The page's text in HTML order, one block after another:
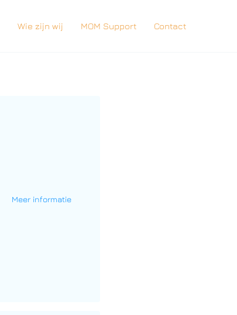
Wie zijn wij MOM Support Contact
Meer informatie